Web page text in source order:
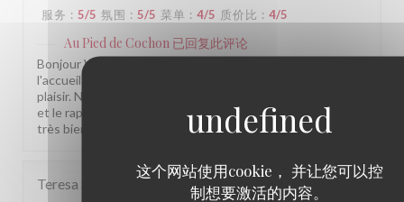
这个网站使用cookie， 并让您可以控
制想要激活的内容。
服务 : 5/5 氛围 : 5/5 菜单 : 4/5 质价比 : 4/5
Au Pied de Cochon 已回复此评论
Bonjour Witt, Merci pour ce beau retour ! Savoir que
l'accueil et l'ambiance vous ont conquis nous fait vraiment
plaisir. Nous prenons note de vos remarques sur la cuisine
et le rapport qualité-prix pour continuer à progresser. À
très bientôt parmi nous ! L'équipe du Au Pied de Cochon
Teresa